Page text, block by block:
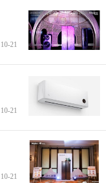
10-21
10-21
10-21